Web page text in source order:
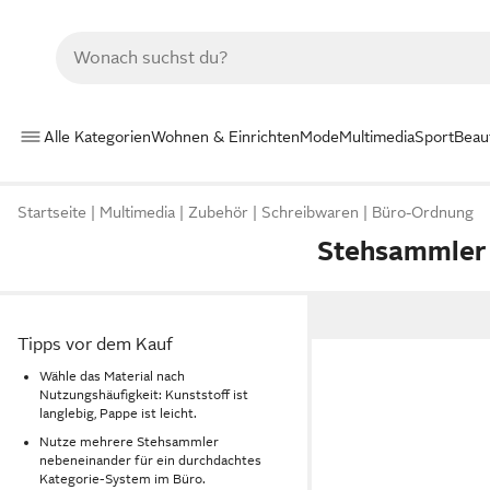
Alle KategorienWohnen & EinrichtenModeMultimediaSport
Startseite Multimedia Zubehör Schreibwaren Büro-Ordnung
Tipps vor dem Kauf
Wähle das Material nach
Nutzungshäufigkeit: Kunststoff ist
langlebig, Pappe ist leicht.
Nutze mehrere Stehsammler
nebeneinander für ein durchdachtes
Kategorie-System im Büro.